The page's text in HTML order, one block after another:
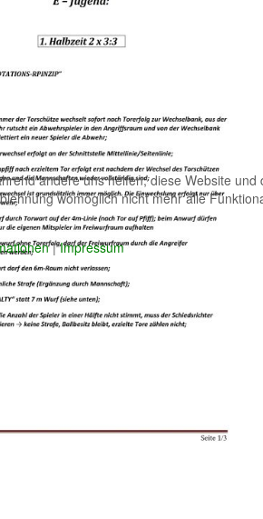
andere uns helfen, diese Website
womöglich nicht mehr alle
|Impressum